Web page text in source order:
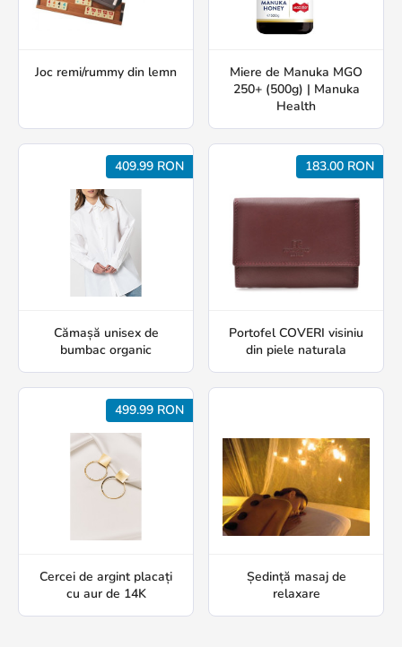
Joc remi/rummy din lemn
Miere de Manuka MGO
250+ (500g) | Manuka
Health
409.99 RON
Cămașă unisex de
bumbac organic
183.00 RON
Portofel COVERI visiniu
din piele naturala
499.99 RON
Cercei de argint placați
cu aur de 14K
Ședință masaj de
relaxare